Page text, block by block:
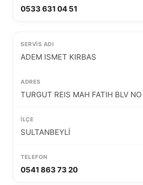
0533 631 04 51
ADEM ISMET KIRBAS
TURGUT REIS MAH FATIH BLV
SULTANBEYLİ
0541 863 73 20